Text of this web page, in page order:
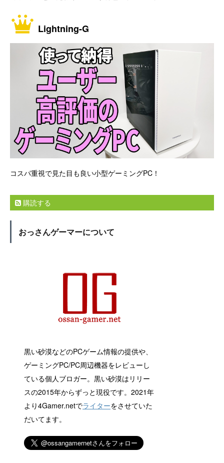
Lightning-G
コスパ重視で見た目も良い小型ゲーミングPC！
購読する
おっさんゲーマーについて
黒い砂漠などのPCゲーム情報の提供や、
ゲーミングPC/PC周辺機器をレビューし
ている個人ブロガー。黒い砂漠はリリー
スの2015年からずっと現役です。2021年
より4Gamer.netでライターをさせていた
だいてます。